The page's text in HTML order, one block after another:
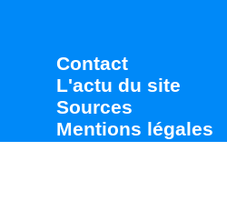
Contact
L'actu du site
Sources
Mentions légales